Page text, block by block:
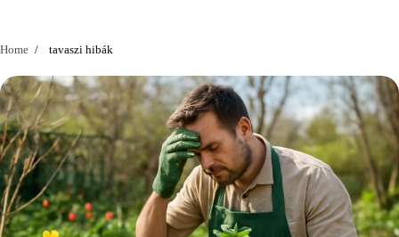
Home tavaszi hibák